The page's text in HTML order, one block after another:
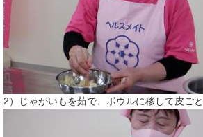
2）じゃがいもを茹で、ボウルに移して皮ごと